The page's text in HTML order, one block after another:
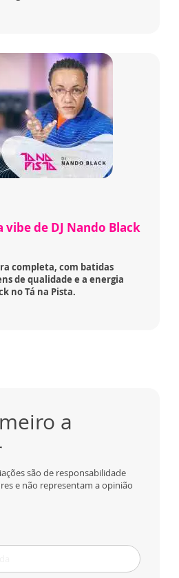
vibe de DJ Nando Black
completa, com batidas
de qualidade e a energia
no Tá na Pista.
a
são de responsabilidade
e não representam a opinião